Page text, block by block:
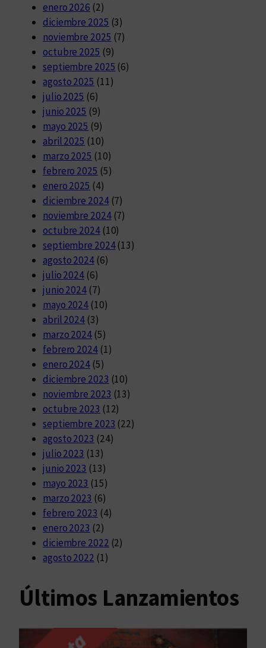
enero 2026 (2)
diciembre 2025 (3)
noviembre 2025 (7)
octubre 2025 (9)
septiembre 2025 (6)
agosto 2025 (11)
julio 2025 (6)
junio 2025 (9)
mayo 2025 (9)
abril 2025 (10)
marzo 2025 (10)
febrero 2025 (5)
enero 2025 (4)
diciembre 2024(7)
noviembre 2024(7)
octubre 2024(10)
septiembre 2024(13)
agosto 2024(6)
julio 2024 (6)
junio 2024 (7)
mayo 2024 (10)
abril 2024 (3)
marzo 2024 (5)
febrero 2024(1)
enero 2024 (5)
diciembre 2023 (10)
noviembre 2023 (13)
octubre 2023 (12)
septiembre 2023 (22)
agosto 2023 (24)
julio 2023 (13)
junio 2023 (13)
mayo 2023 (15)
marzo 2023 (6)
febrero 2023 (4)
enero 2023 (2)
diciembre 2022 (2)
agosto 2022 (1)
Últimos Lanzamientos